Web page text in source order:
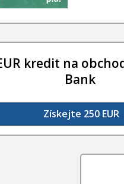
kredit na
Bank
Získejte 250 EUR